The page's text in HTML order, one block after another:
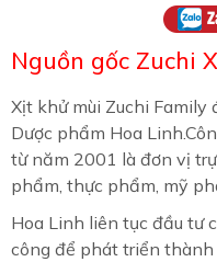
Nguồn gốc Zuchi
Xịt khử mùi Zuchi
Dược phẩm Hoa
từ năm 2001 là đơn vị
phẩm, thực phẩm, mỹ
Hoa Linh liên tục đầu tư
công để phát triển